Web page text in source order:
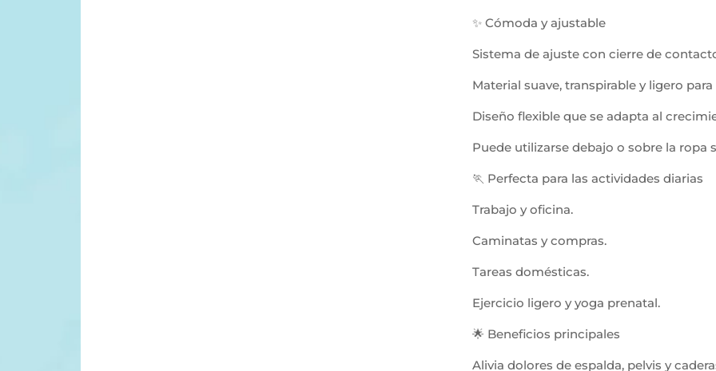
✨ Cómoda y ajustable
Sistema de ajuste con cierre de
Material suave, transpirable y ligero
Diseño flexible que se adapta al
Puede utilizarse debajo o sobre la ropa
🏃 Perfecta para las actividades diarias
Trabajo y oficina.
Caminatas y compras.
Tareas domésticas.
Ejercicio ligero y yoga prenatal.
🌟 Beneficios principales
Alivia dolores de espalda, pelvis y